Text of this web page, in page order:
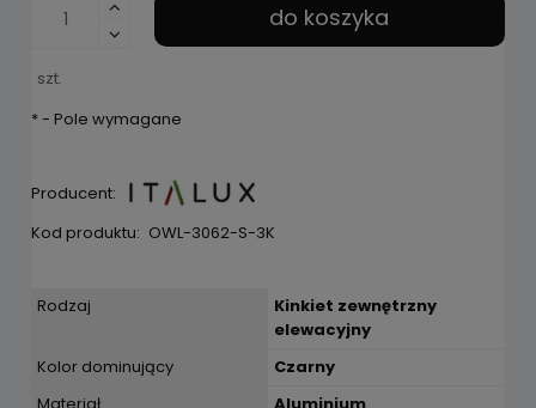
szt.
do koszyka
*- Pole wymagane
Producent:
Kod produktu: OWL-3062-S-3K
Rodzaj
Kinkiet zewnętrzny
elewacyjny
Kolor dominujący
Czarny
Materiał
Aluminium